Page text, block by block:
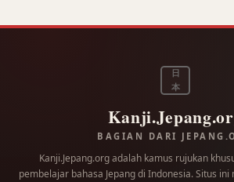
日
本
BAGIAN DARI
Kanji.Jepang.org adalah kamus rujukan
pembelajar bahasa Jepang di Indonesia. Situs